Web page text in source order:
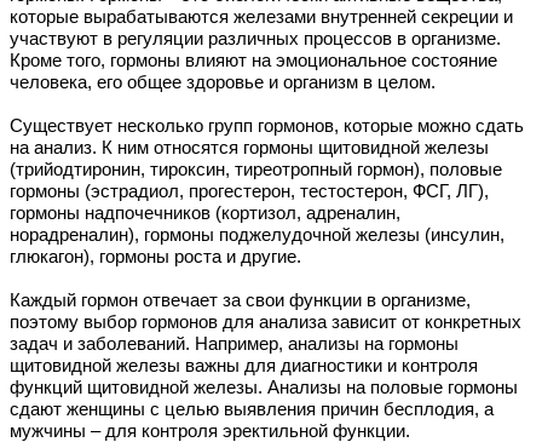
которые вырабатываются железами внутренней секреции и
участвуют в регуляции различных процессов в организме.
Кроме того, гормоны влияют на эмоциональное состояние
человека, его общее здоровье и организм в целом.
Существует несколько групп гормонов, которые можно сдать
на анализ. К ним относятся гормоны щитовидной железы
(трийодтиронин, тироксин, тиреотропный гормон), половые
гормоны (эстрадиол, прогестерон, тестостерон, ФСГ, ЛГ),
гормоны надпочечников (кортизол, адреналин,
норадреналин), гормоны поджелудочной железы (инсулин,
глюкагон), гормоны роста и другие.
Каждый гормон отвечает за свои функции в организме,
поэтому выбор гормонов для анализа зависит от конкретных
задач и заболеваний. Например, анализы на гормоны
щитовидной железы важны для диагностики и контроля
функций щитовидной железы. Анализы на половые гормоны
сдают женщины с целью выявления причин бесплодия, а
мужчины – для контроля эректильной функции.